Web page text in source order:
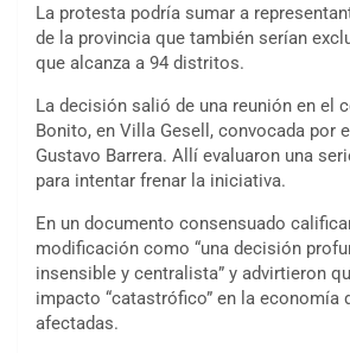
La protesta podría sumar a
de la provincia que también serían
que alcanza a 94 distritos.
La decisión salió de una reunión en el
Bonito, en Villa Gesell, convocada por
Gustavo Barrera. Allí evaluaron una
para intentar frenar la iniciativa.
En un documento consensuado
modificación como “una decisión
insensible y centralista” y advirtieron
impacto “catastrófico” en la economía
afectadas.